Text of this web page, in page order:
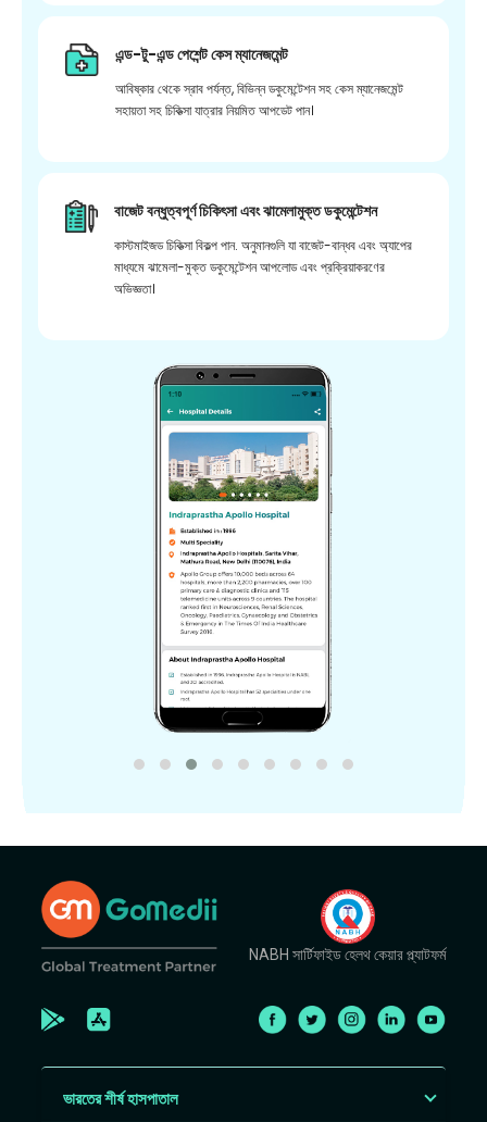
এন্ড-টু-এন্ড পেশেন্ট কেস ম্যানেজমেন্ট
আবিষ্কার থেকে স্রাব পর্যন্ত, বিভিন্ন ডকুমেন্টেশন সহ কেস ম্যানেজমেন্ট
সহায়তা সহ চিকিত্সা যাত্রার নিয়মিত আপডেট পান।
বাজেট বন্ধুত্বপূর্ণ চিকিৎসা এবং ঝামেলামুক্ত ডকুমেন্টেশন
কাস্টমাইজড চিকিত্সা বিকল্প পান. অনুমানগুলি যা বাজেট-বান্ধব এবং অ্যাপের
মাধ্যমে ঝামেলা-মুক্ত ডকুমেন্টেশন আপলোড এবং প্রক্রিয়াকরণের
অভিজ্ঞতা।
NABH সার্টিফাইড হেলথ কেয়ার প্ল্যাটফর্ম
ভারতের শীর্ষ হাসপাতাল